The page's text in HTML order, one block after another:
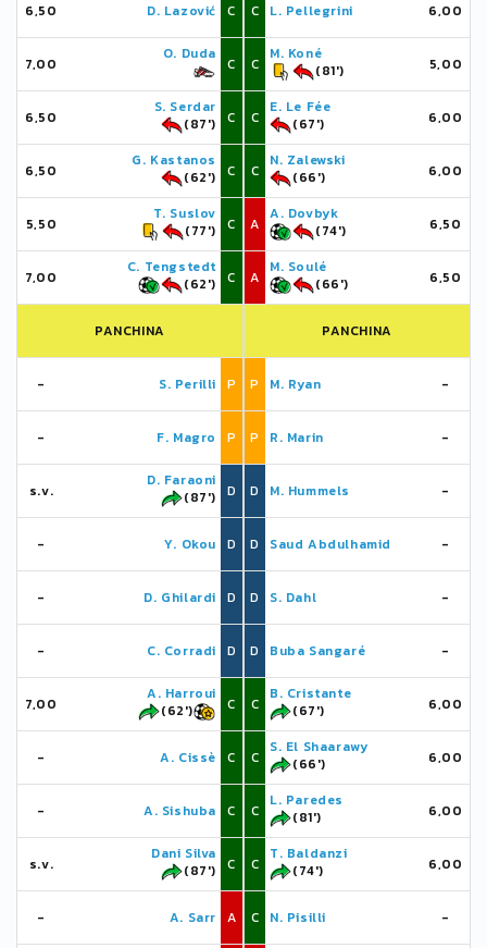
6,50 D. Lazović C
7,00
O. Duda
C
6,50
S. Serdar
(87')
C
6,50
G. Kastanos
(62')
C
5,50
T. Suslov
(77')
C
7,00
C. Tengstedt
(62')
C
PANCHINA
- S. Perilli P
- F. Magro P
s.v.
D. Faraoni
(87')
D
- Y. Okou D
- D. Ghilardi D
- C. Corradi D
7,00
A. Harroui
(62')
C
- A. Cissè C
- A. Sishuba C
s.v.
Dani Silva
(87')
C
- A. Sarr A
C L. Pellegrini 6,00
C
M. Koné
(81')
5,00
C
E. Le Fée
(67')
6,00
C
N. Zalewski
(66')
6,00
A
A. Dovbyk
(74')
6,50
A
M. Soulé
(66')
6,50
PANCHINA
P M. Ryan -
P R. Marin -
D M. Hummels -
D Saud Abdulhamid -
D S. Dahl -
D Buba Sangaré -
C
B. Cristante
(67')
6,00
C
S. El Shaarawy
(66')
6,00
C
L. Paredes
(81')
6,00
C
T. Baldanzi
(74')
6,00
C N. Pisilli -